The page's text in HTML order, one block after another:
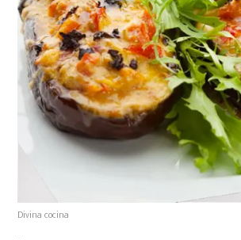
Divina cocina